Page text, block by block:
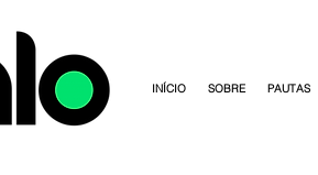
INÍCIO SOBRE PAUTAS